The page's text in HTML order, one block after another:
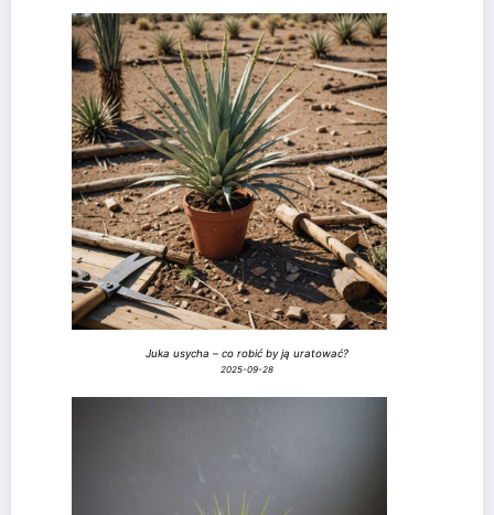
Juka usycha – co robić by ją uratować?
2025-09-28